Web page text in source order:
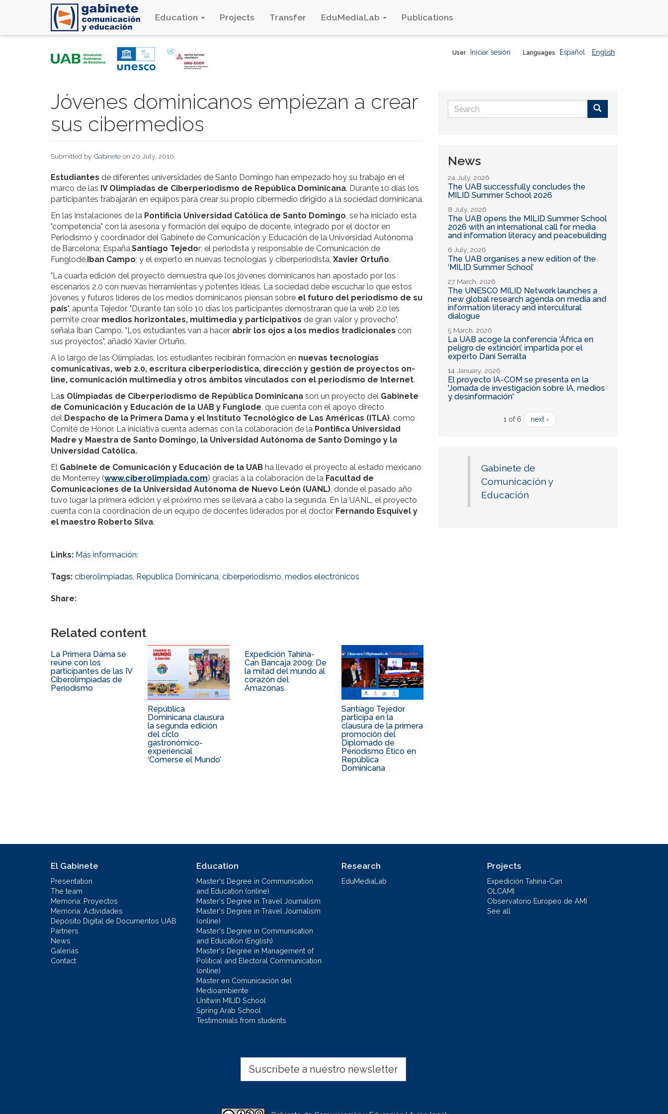
Education Projects Transfer EduMediaLab Publications
Languages Español English
User Iniciar sesión
Jóvenes dominicanos empiezan a crear
sus cibermedios
Submitted by Gabinete on 20 July, 2010.
Estudiantes de diferentes universidades de Santo Domingo han empezado hoy su trabajo en el
marco de las IV Olimpiadas de Ciberperiodismo de República Dominicana. Durante 10 días los
participantes trabajarán en equipos para crear su propio cibermedio dirigido a la sociedad dominicana.
En las instalaciones de la Pontificia Universidad Católica de Santo Domingo, se ha iniciado esta
"competencia" con la asesoría y formación del equipo de docente, integrado por el doctor en
Periodismo y coordinador del Gabinete de Comunicación y Educación de la Universidad Autónoma
de Barcelona; España,Santiago Tejedor; el periodista y responsable de Comunicación de
Funglode,Iban Campo; y el experto en nuevas tecnologías y ciberperiodista, Xavier Ortuño.
"La cuarta edición del proyecto demuestra que los jóvenes dominicanos han apostado por los
escenarios 2.0 con nuevas herramientas y potentes ideas. La sociedad debe escuchar lo que estos
jóvenes y futuros líderes de los medios dominicanos piensan sobre el futuro del periodismo de su
país", apunta Tejedor. "Durante tan sólo 10 días los participantes demostraran que la web 2.0 les
permite crear medios horizontales, multimedia y participativos de gran valor y provecho",
señala Iban Campo. "Los estudiantes van a hacer abrir los ojos a los medios tradicionales con
sus proyectos", añadió Xavier Ortuño.
A lo largo de las Olimpiadas, los estudiantes recibirán formación en nuevas tecnologías
comunicativas, web 2.0, escritura ciberperiodística, dirección y gestión de proyectos on-
line, comunicación multimedia y otros ámbitos vinculados con el periodismo de Internet.
Las Olimpiadas de Ciberperiodismo de República Dominicana son un proyecto del Gabinete
de Comunicación y Educación de la UAB y Funglode, que cuenta con el apoyo directo
del Despacho de la Primera Dama y el Instituto Tecnológico de Las Américas (ITLA), como
Comité de Honor. La iniciativa cuenta además con la colaboración de la Pontifica Universidad
Madre y Maestra de Santo Domingo, la Universidad Autónoma de Santo Domingo y la
Universidad Católica.
El Gabinete de Comunicación y Educación de la UAB ha llevado el proyecto al estado mexicano
de Monterrey (www.ciberolimpiada.com) gracias a la colaboración de la Facultad de
Comunicaciones de la Universidad Autónoma de Nuevo León (UANL), donde el pasado año
tuvo lugar la primera edición y el próximo mes se llevará a cabo la segunda. En la UANL, el proyecto
cuenta con la coordinación de un equipo de docentes liderados por el doctor Fernando Esquivel y
el maestro Roberto Silva.
Links: Más información:
Tags: ciberolimpiadas, Republica Dominicana, ciberperiodismo, medios electrónicos
Share:
Related content
La Primera Dama se
reúne con los
participantes de las IV
Ciberolimpiadas de
Periodismo
República
Dominicana clausura
la segunda edición
del ciclo
gastronómico-
experiencial
‘Comerse el Mundo’
Expedición Tahina-
Can Bancaja 2009: De
la mitad del mundo al
corazón del
Amazonas
Santiago Tejedor
participa en la
clausura de la primera
promoción del
Diplomado de
Periodismo Ético en
República
Dominicana
Search
form
News
24 July, 2026
The UAB successfully concludes the
MILID Summer School 2026
8 July, 2026
The UAB opens the MILID Summer School
2026 with an international call for media
and information literacy and peacebuilding
6 July, 2026
The UAB organises a new edition of the
‘MILID Summer School’
27 March, 2026
The UNESCO MILID Network launches a
new global research agenda on media and
information literacy and intercultural
dialogue
5 March, 2026
La UAB acoge la conferencia ‘África en
peligro de extinción’, impartida por el
experto Dani Serralta
14 January, 2026
El proyecto IA-COM se presenta en la
'Jornada de investigación sobre IA, medios
y desinformación'
1 of 6 next ›
Gabinete de
Comunicación y
Educación
El Gabinete
Presentation
The team
Memoria: Proyectos
Memoria: Actividades
Depósito Digital de Documentos UAB
Partners
News
Galerías
Contact
Education
Master's Degree in Communication
and Education (online)
Master's Degree in Travel Journalism
Master's Degree in Travel Journalism
(online)
Master's Degree in Communication
and Education (English)
Master's Degree in Management of
Political and Electoral Communication
(online)
Máster en Comunicación del
Medioambiente
Unitwin MILID School
Spring Arab School
Testimonials from students
Research
EduMediaLab
Projects
Expedición Tahina-Can
OLCAMI
Observatorio Europeo de AMI
See all
Suscríbete a nuestro newsletter